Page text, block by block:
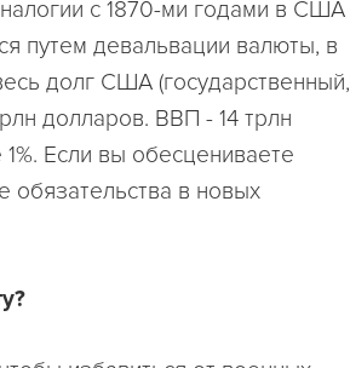
с 1870-ми годами в США
путем девальвации валюты, в
долг США (государственный,
долларов. ВВП - 14 трлн
Если вы обесцениваете
обязательства в новых